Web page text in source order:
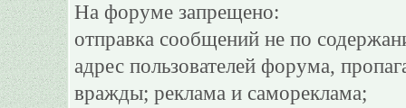
На форуме запрещено:
отправка сообщений не по
адрес пользователей форума,
вражды; реклама и самореклама;